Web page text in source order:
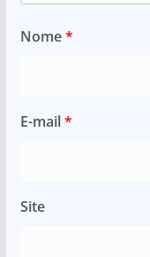
Nome*
E-mail*
Site